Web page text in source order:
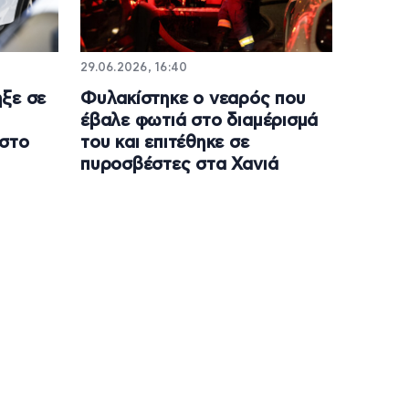
σε
29.06.2026, 16:40
Φυλακίστηκε ο νεαρός που
έβαλε φωτιά στο διαμέρισμά
του και επιτέθηκε σε
πυροσβέστες στα Χανιά